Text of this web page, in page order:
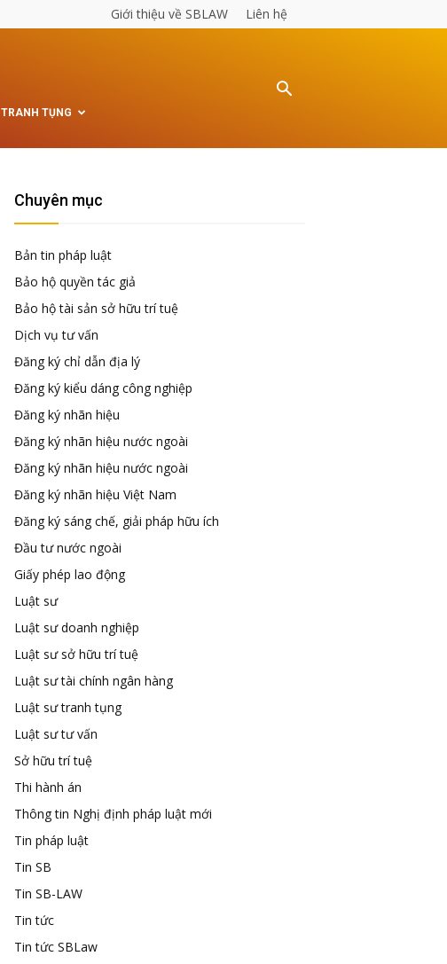
Giới thiệu về SBLAW Liên hệ
TRANH TỤNG
Chuyên mục
Bản tin pháp luật
Bảo hộ quyền tác giả
Bảo hộ tài sản sở hữu trí tuệ
Dịch vụ tư vấn
Đăng ký chỉ dẫn địa lý
Đăng ký kiểu dáng công nghiệp
Đăng ký nhãn hiệu
Đăng ký nhãn hiệu nước ngoài
Đăng ký nhãn hiệu nước ngoài
Đăng ký nhãn hiệu Việt Nam
Đăng ký sáng chế, giải pháp hữu ích
Đầu tư nước ngoài
Giấy phép lao động
Luật sư
Luật sư doanh nghiệp
Luật sư sở hữu trí tuệ
Luật sư tài chính ngân hàng
Luật sư tranh tụng
Luật sư tư vấn
Sở hữu trí tuệ
Thi hành án
Thông tin Nghị định pháp luật mới
Tin pháp luật
Tin SB
Tin SB-LAW
Tin tức
Tin tức SBLaw